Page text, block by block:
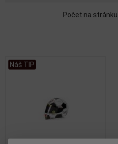
Počet na stránku
Náš TIP